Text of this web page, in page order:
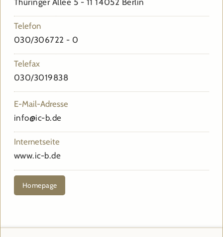
Thüringer Allee 5 - 11 14052 Berlin
Telefon
030/306722 - 0
Telefax
030/3019838
E-Mail-Adresse
info@ic-b.de
Internetseite
www.ic-b.de
Homepage